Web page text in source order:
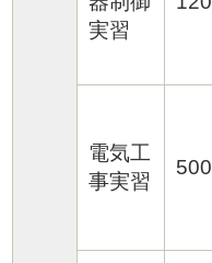
実習
電気工
事実習
500